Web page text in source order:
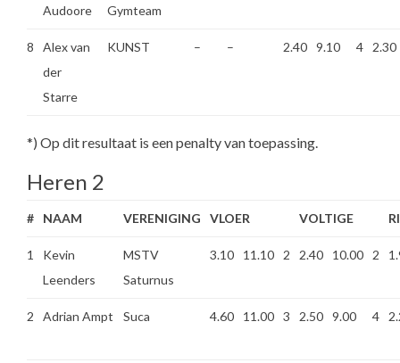
Audoore Gymteam
8
Alex van
der
Starre
KUNST – – 2.40 9.10 4 2.30
*) Op dit resultaat is een penalty van toepassing.
Heren 2
# NAAM VERENIGING VLOER VOLTIGE
1
Kevin
Leenders
MSTV
Saturnus
3.10 11.10 2 2.40 10.00 2
2 Adrian Ampt Suca 4.60 11.00 3 2.50 9.00 4